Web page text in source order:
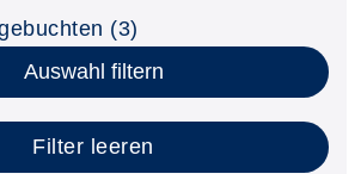
anzeigen
Plätzen anzeigen
(3)
Auswahl filtern
Filter leeren